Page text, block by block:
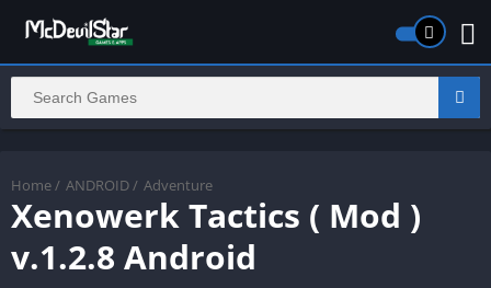
Home / ANDROID / Adventure
Xenowerk Tactics ( Mod )
v.1.2.8 Android